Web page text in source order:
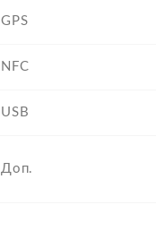
GPS
NFC
USB
Доп.